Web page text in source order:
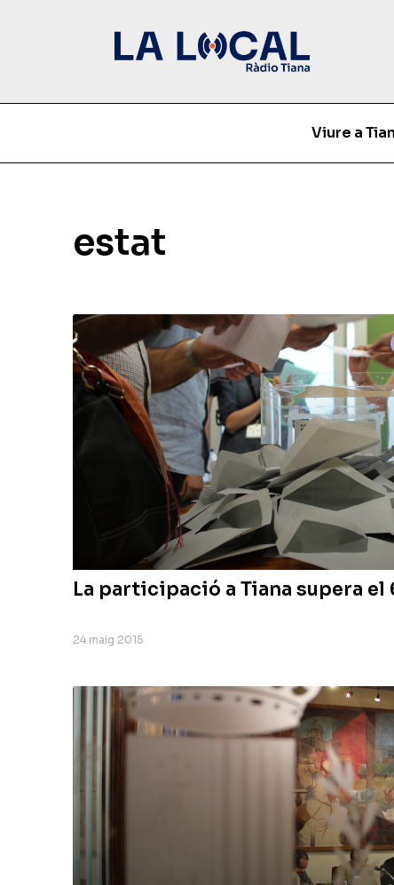
Viure a
estat
La participació a Tiana supera el
24 maig 2015